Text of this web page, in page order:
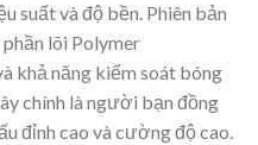
suất và độ bền. Phiên bản
lõi Polymer
khả năng kiểm soát bóng
chính là người bạn đồng
đỉnh cao và cường độ cao.